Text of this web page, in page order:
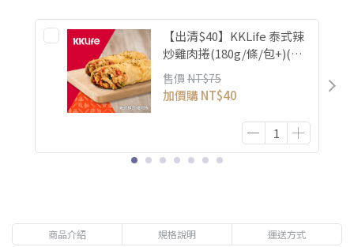
【出清$40】KKLife 泰式辣
炒雞肉捲(180g/條/包+)(效
期26/10/18)
售價 NT$75
加價購NT$40
商品介紹 規格說明 運送方式